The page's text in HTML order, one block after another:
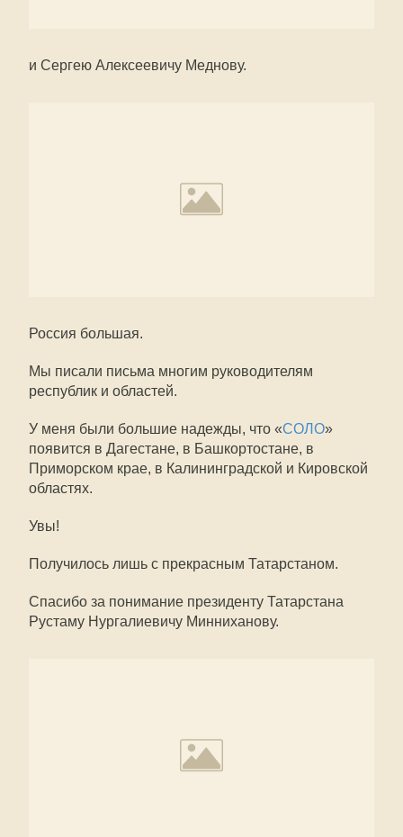
и Сергею Алексеевичу Меднову.
Россия большая.
Мы писали письма многим руководителям
республик и областей.
У меня были большие надежды, что «СОЛО»
появится в Дагестане, в Башкортостане, в
Приморском крае, в Калининградской и Кировской
областях.
Увы!
Получилось лишь с прекрасным Татарстаном.
Спасибо за понимание президенту Татарстана
Рустаму Нургалиевичу Минниханову.